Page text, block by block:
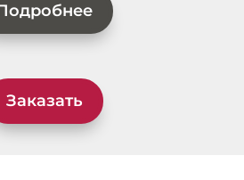
Заказать